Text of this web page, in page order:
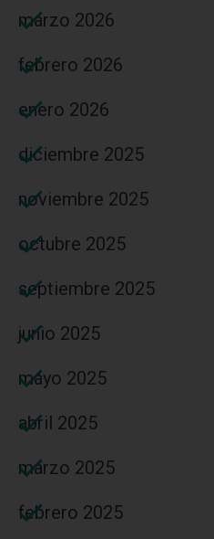
marzo 2026
febrero 2026
enero 2026
diciembre 2025
noviembre 2025
octubre 2025
septiembre 2025
junio 2025
mayo 2025
abril 2025
marzo 2025
febrero 2025